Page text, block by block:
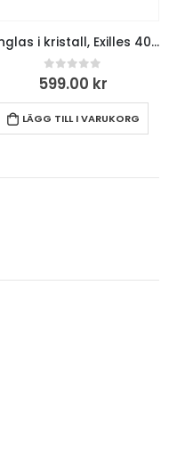
Vinglas i kristall, Exilles 40 cl, 6-pack
0out of 5
599.00 kr
LÄGG TILL I VARUKORG